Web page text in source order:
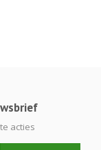
acties